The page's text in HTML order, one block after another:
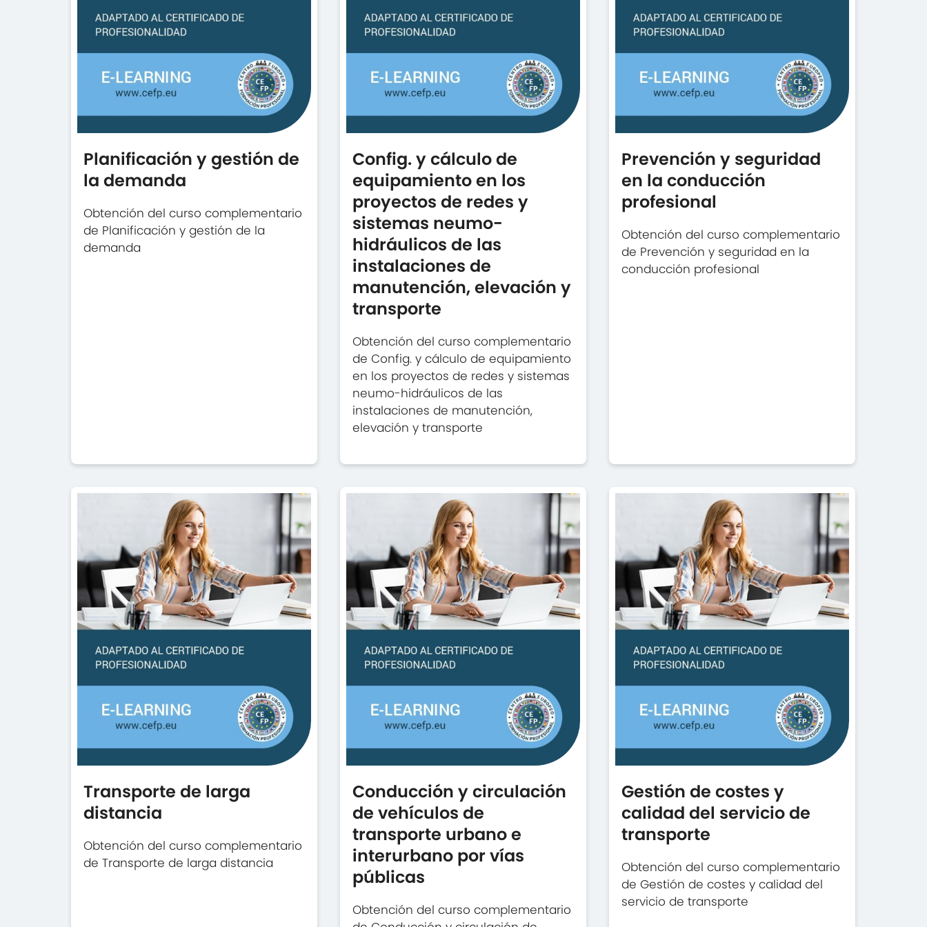
Planificación y gestión de
la demanda
Obtención del curso complementario
de Planificación y gestión de la
demanda
Config. y cálculo de
equipamiento en los
proyectos de redes y
sistemas neumo-
hidráulicos de las
instalaciones de
manutención, elevación y
transporte
Obtención del curso complementario
de Config. y cálculo de equipamiento
en los proyectos de redes y sistemas
neumo-hidráulicos de las
instalaciones de manutención,
elevación y transporte
Prevención y seguridad
en la conducción
profesional
Obtención del curso complementario
de Prevención y seguridad en la
conducción profesional
Transporte de larga
distancia
Obtención del curso complementario
de Transporte de larga distancia
Conducción y circulación
de vehículos de
transporte urbano e
interurbano por vías
públicas
Obtención del curso complementario
Gestión de costes y
calidad del servicio de
transporte
Obtención del curso complementario
de Gestión de costes y calidad del
servicio de transporte